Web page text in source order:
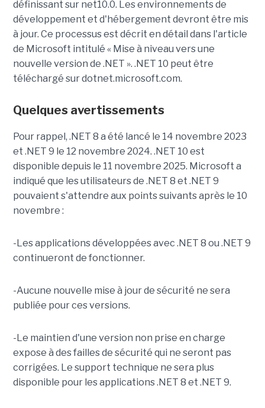
définissant sur net10.0. Les environnements de
développement et d'hébergement devront être mis
à jour. Ce processus est décrit en détail dans l'article
de Microsoft intitulé « Mise à niveau vers une
nouvelle version de .NET ». .NET 10 peut être
téléchargé sur dotnet.microsoft.com.
Quelques avertissements
Pour rappel, .NET 8 a été lancé le 14 novembre 2023
et .NET 9 le 12 novembre 2024. .NET 10 est
disponible depuis le 11 novembre 2025. Microsoft a
indiqué que les utilisateurs de .NET 8 et .NET 9
pouvaient s'attendre aux points suivants après le 10
novembre :
-Les applications développées avec .NET 8 ou .NET 9
continueront de fonctionner.
-Aucune nouvelle mise à jour de sécurité ne sera
publiée pour ces versions.
-Le maintien d'une version non prise en charge
expose à des failles de sécurité qui ne seront pas
corrigées. Le support technique ne sera plus
disponible pour les applications .NET 8 et .NET 9.